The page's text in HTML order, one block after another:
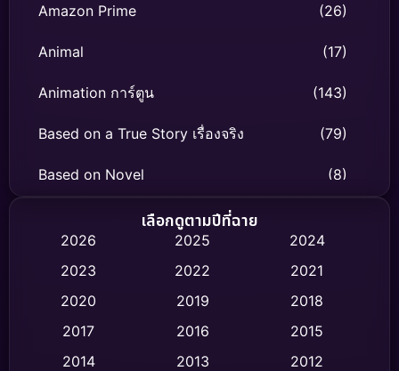
Amazon Prime (26)
Animal (17)
Animation การ์ตูน (143)
Based on a True Story เรื่องจริง (79)
Based on Novel (8)
Biography ชีวิตจริง
Classic หนังคลาสสิก (47)
Comedy ตลก (446)
เลือกดูตามปีที่ฉาย
2026 2025
2024
2023
2022
2021
2020
2019
2018
2017
2016
2015
2014
2013
2012